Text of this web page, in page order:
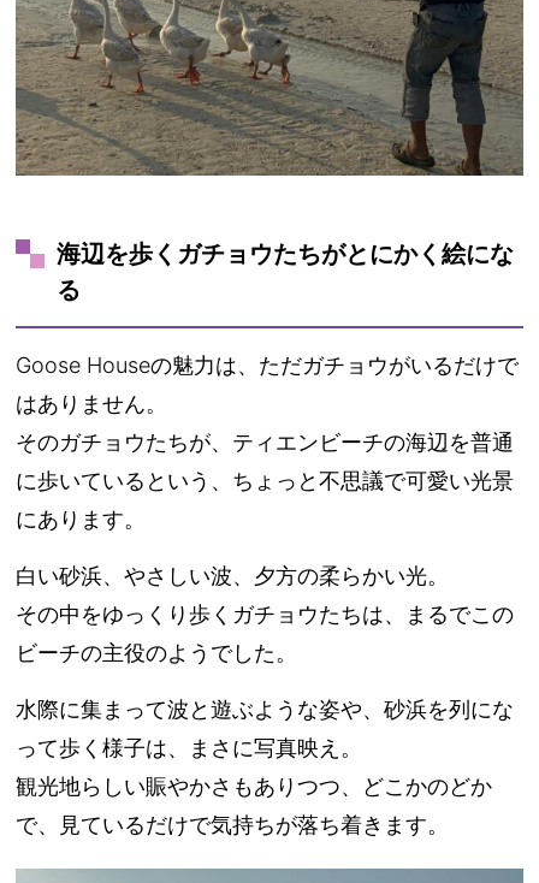
海辺を歩くガチョウたちがとにかく絵にな
る
Goose Houseの魅力は、ただガチョウがいるだけで
はありません。
そのガチョウたちが、ティエンビーチの海辺を普通
に歩いているという、ちょっと不思議で可愛い光景
にあります。
白い砂浜、やさしい波、夕方の柔らかい光。
その中をゆっくり歩くガチョウたちは、まるでこの
ビーチの主役のようでした。
水際に集まって波と遊ぶような姿や、砂浜を列にな
って歩く様子は、まさに写真映え。
観光地らしい賑やかさもありつつ、どこかのどか
で、見ているだけで気持ちが落ち着きます。